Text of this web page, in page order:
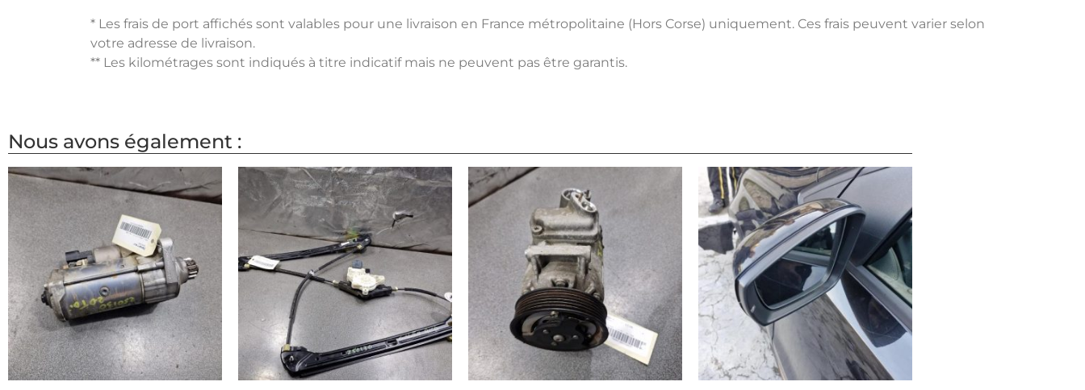
* Les frais de port affichés sont valables pour une livraison en France métropolitaine (Hors Corse) uniquement. Ces frais peuvent varier selon
votre adresse de livraison.
** Les kilométrages sont indiqués à titre indicatif mais ne peuvent pas être garantis.
Nous avons également :